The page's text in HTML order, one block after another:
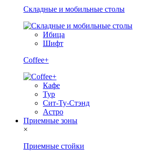
Складные и мобильные столы
Ибица
Шифт
Coffee+
Кафе
Тур
Сит-Ту-Стэнд
Астро
Приемные зоны
×
Приемные стойки